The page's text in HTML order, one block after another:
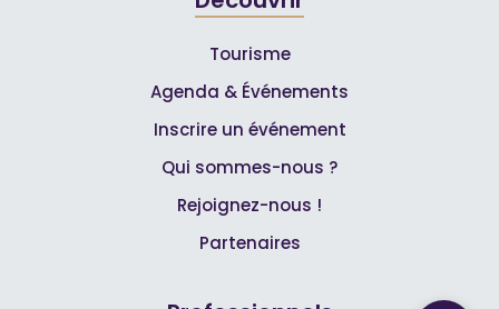
Tourisme
Agenda & Événements
Inscrire un événement
Qui sommes-nous ?
Rejoignez-nous !
Partenaires